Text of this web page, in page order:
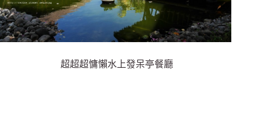
超超超慵懶水上發呆亭餐廳